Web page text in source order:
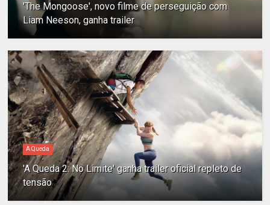
'The Mongoose', novo filme de perseguição com
Liam Neeson, ganha trailer
A Queda
'A Queda 2: No Limite' ganha trailer oficial repleto de
tensão